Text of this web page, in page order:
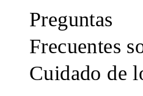
Preguntas
Frecuentes
Cuidado de